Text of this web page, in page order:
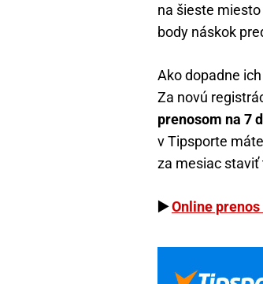
na šieste
body náskok
Ako dopadne
Za novú
prenosom na 7
v Tipsporte
za mesiac staviť
▶️Online